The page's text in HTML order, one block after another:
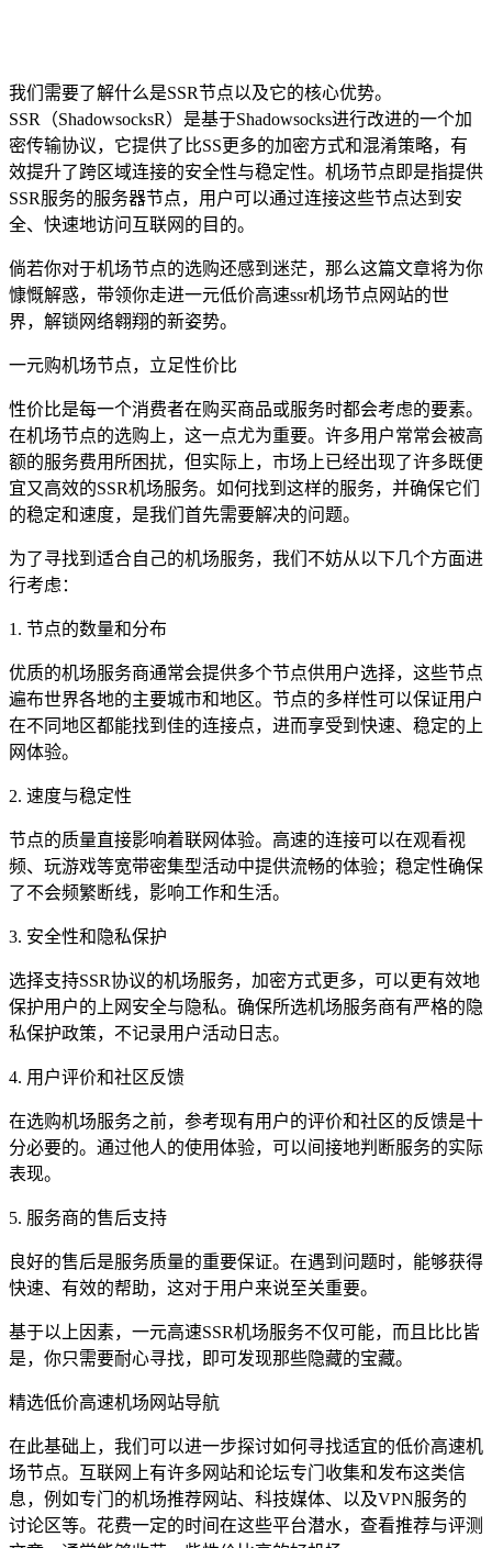
我们需要了解什么是SSR节点以及它的核心优势。
SSR（ShadowsocksR）是基于Shadowsocks进行改进的一个加
密传输协议，它提供了比SS更多的加密方式和混淆策略，有
效提升了跨区域连接的安全性与稳定性。机场节点即是指提供
SSR服务的服务器节点，用户可以通过连接这些节点达到安
全、快速地访问互联网的目的。
倘若你对于机场节点的选购还感到迷茫，那么这篇文章将为你
慷慨解惑，带领你走进一元低价高速ssr机场节点网站的世
界，解锁网络翱翔的新姿势。
一元购机场节点，立足性价比
性价比是每一个消费者在购买商品或服务时都会考虑的要素。
在机场节点的选购上，这一点尤为重要。许多用户常常会被高
额的服务费用所困扰，但实际上，市场上已经出现了许多既便
宜又高效的SSR机场服务。如何找到这样的服务，并确保它们
的稳定和速度，是我们首先需要解决的问题。
为了寻找到适合自己的机场服务，我们不妨从以下几个方面进
行考虑：
1. 节点的数量和分布
优质的机场服务商通常会提供多个节点供用户选择，这些节点
遍布世界各地的主要城市和地区。节点的多样性可以保证用户
在不同地区都能找到佳的连接点，进而享受到快速、稳定的上
网体验。
2. 速度与稳定性
节点的质量直接影响着联网体验。高速的连接可以在观看视
频、玩游戏等宽带密集型活动中提供流畅的体验；稳定性确保
了不会频繁断线，影响工作和生活。
3. 安全性和隐私保护
选择支持SSR协议的机场服务，加密方式更多，可以更有效地
保护用户的上网安全与隐私。确保所选机场服务商有严格的隐
私保护政策，不记录用户活动日志。
4. 用户评价和社区反馈
在选购机场服务之前，参考现有用户的评价和社区的反馈是十
分必要的。通过他人的使用体验，可以间接地判断服务的实际
表现。
5. 服务商的售后支持
良好的售后是服务质量的重要保证。在遇到问题时，能够获得
快速、有效的帮助，这对于用户来说至关重要。
基于以上因素，一元高速SSR机场服务不仅可能，而且比比皆
是，你只需要耐心寻找，即可发现那些隐藏的宝藏。
精选低价高速机场网站导航
在此基础上，我们可以进一步探讨如何寻找适宜的低价高速机
场节点。互联网上有许多网站和论坛专门收集和发布这类信
息，例如专门的机场推荐网站、科技媒体、以及VPN服务的
讨论区等。花费一定的时间在这些平台潜水，查看推荐与评测